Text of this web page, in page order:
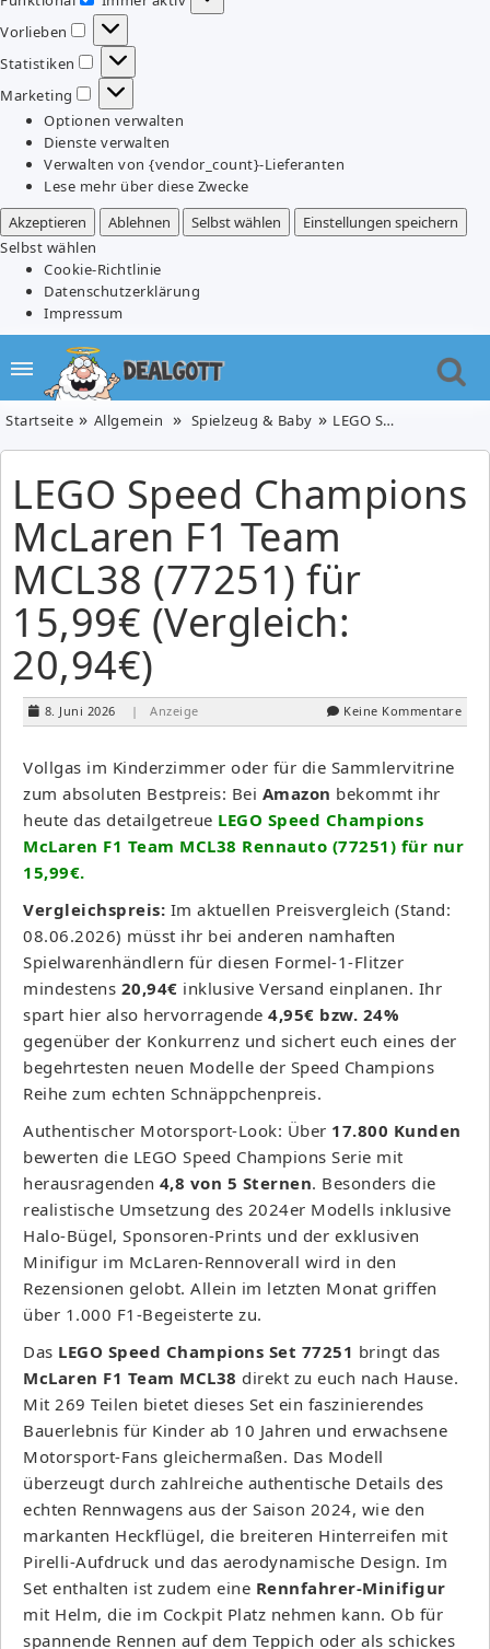
Funktional
Vorlieben
Vorlieben
Statistiken
Statistiken
Marketing
Marketing
Optionen verwalten
Dienste verwalten
Verwalten von {vendor_count}-Lieferanten
Lese mehr über diese Zwecke
Akzeptieren
Ablehnen Selbst wählen
Einstellungen speichern
Selbst wählen
Cookie-Richtlinie
Datenschutzerklärung
Impressum
Startseite Allgemein Spielzeug & Baby LEGO Speed Champions McLaren F1 Team MCL38 (77251) für 15,99€ (Vergleich: 20,94€)
LEGO Speed Champions
McLaren F1 Team
MCL38 (77251) für
15,99€ (Vergleich:
20,94€)
8. Juni 2026 | Anzeige Keine Kommentare
Vollgas im Kinderzimmer oder für die Sammlervitrine
zum absoluten Bestpreis: Bei Amazon bekommt ihr
heute das detailgetreue LEGO Speed Champions
McLaren F1 Team MCL38 Rennauto (77251) für nur
15,99€.
Vergleichspreis: Im aktuellen Preisvergleich (Stand:
08.06.2026) müsst ihr bei anderen namhaften
Spielwarenhändlern für diesen Formel-1-Flitzer
mindestens 20,94€ inklusive Versand einplanen. Ihr
spart hier also hervorragende 4,95€ bzw. 24%
gegenüber der Konkurrenz und sichert euch eines der
begehrtesten neuen Modelle der Speed Champions
Reihe zum echten Schnäppchenpreis.
Authentischer Motorsport-Look: Über 17.800 Kunden
bewerten die LEGO Speed Champions Serie mit
herausragenden 4,8 von 5 Sternen. Besonders die
realistische Umsetzung des 2024er Modells inklusive
Halo-Bügel, Sponsoren-Prints und der exklusiven
Minifigur im McLaren-Rennoverall wird in den
Rezensionen gelobt. Allein im letzten Monat griffen
über 1.000 F1-Begeisterte zu.
Das LEGO Speed Champions Set 77251 bringt das
McLaren F1 Team MCL38 direkt zu euch nach Hause.
Mit 269 Teilen bietet dieses Set ein faszinierendes
Bauerlebnis für Kinder ab 10 Jahren und erwachsene
Motorsport-Fans gleichermaßen. Das Modell
überzeugt durch zahlreiche authentische Details des
echten Rennwagens aus der Saison 2024, wie den
markanten Heckflügel, die breiteren Hinterreifen mit
Pirelli-Aufdruck und das aerodynamische Design. Im
Set enthalten ist zudem eine Rennfahrer-Minifigur
mit Helm, die im Cockpit Platz nehmen kann. Ob für
spannende Rennen auf dem Teppich oder als schickes